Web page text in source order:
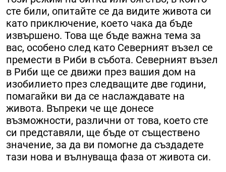
сте били, опитайте се да видите живота си
като приключение, което чака да бъде
извършено. Това ще бъде важна тема за
вас, особено след като Северният възел се
премести в Риби в събота. Северният възел
в Риби ще се движи през вашия дом на
изобилието през следващите две години,
помагайки ви да се наслаждавате на
живота. Въпреки че ще донесе
възможности, различни от това, което сте
си представяли, ще бъде от съществено
значение, за да ви помогне да създадете
тази нова и вълнуваща фаза от живота си.